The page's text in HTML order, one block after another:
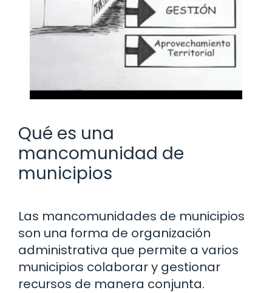
Qué es una
mancomunidad de
municipios
Las mancomunidades de municipios
son una forma de organización
administrativa que permite a varios
municipios colaborar y gestionar
recursos de manera conjunta.